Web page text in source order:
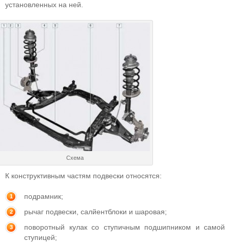
установленных на ней.
Схема
К конструктивным частям подвески относятся:
подрамник;
рычаг подвески, салйентблоки и шаровая;
поворотный кулак со ступичным подшипником и самой
ступицей;